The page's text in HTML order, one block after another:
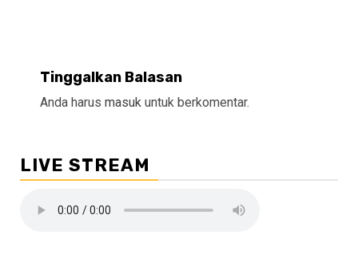
Tinggalkan Balasan
Anda harus masuk untuk berkomentar.
LIVE STREAM